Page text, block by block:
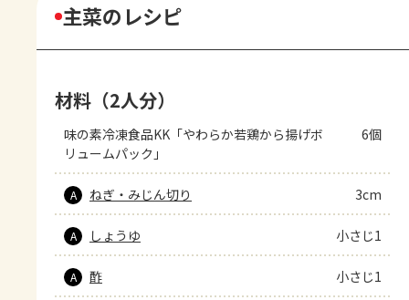
主菜のレシピ
材料（2人分）
味の素冷凍食品KK「やわらか若鶏から揚げボ
リュームパック」
6個
A ねぎ・みじん切り 3cm
A しょうゆ 小さじ1
A 酢 小さじ1